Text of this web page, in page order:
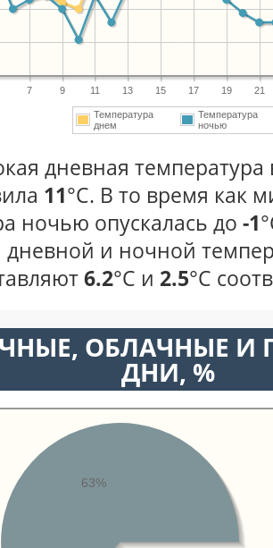
7 9 11 13 15 17 19 21
Температура
днем
Температура
ночью
дневная температура
11°С. В то время как
ночью опускалась до -1
дневной и ночной
6.2°С и 2.5°С
ОБЛАЧНЫЕ И
ДНИ, %
63%